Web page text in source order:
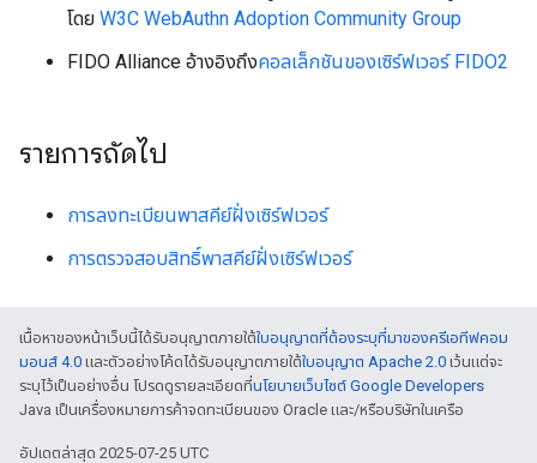
โดย W3C WebAuthn Adoption Community Group
FIDO Alliance อ้างอิงถึงคอลเล็กชันของเซิร์ฟเวอร์ FIDO2
รายการถัดไป
การลงทะเบียนพาสคีย์ฝั่งเซิร์ฟเวอร์
การตรวจสอบสิทธิ์พาสคีย์ฝั่งเซิร์ฟเวอร์
เนื้อหาของหน้าเว็บนี้ได้รับอนุญาตภายใต้ใบอนุญาตที่ต้องระบุที่มาของครีเอทีฟคอม
มอนส์ 4.0 และตัวอย่างโค้ดได้รับอนุญาตภายใต้ใบอนุญาต Apache 2.0 เว้นแต่จะ
ระบุไว้เป็นอย่างอื่น โปรดดูรายละเอียดที่นโยบายเว็บไซต์ Google Developers
Java เป็นเครื่องหมายการค้าจดทะเบียนของ Oracle และ/หรือบริษัทในเครือ
อัปเดตล่าสุด 2025-07-25 UTC